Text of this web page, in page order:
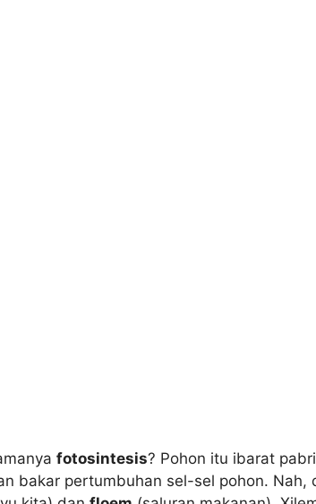
fotosintesis? Pohon itu ibarat
bakar pertumbuhan sel-sel pohon. Nah,